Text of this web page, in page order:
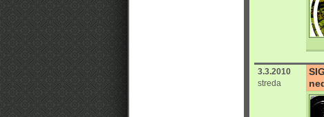
3.3.2010
streda